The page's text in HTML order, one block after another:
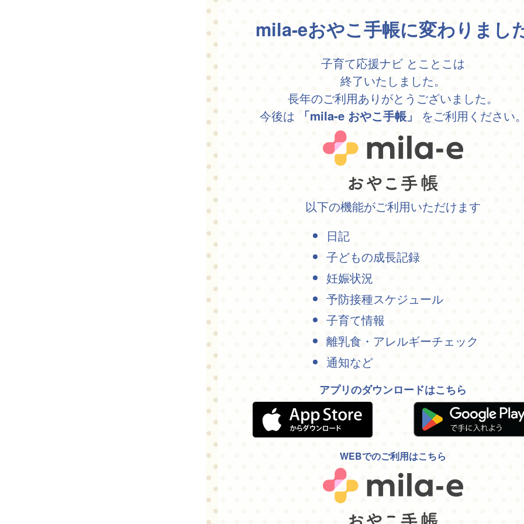
mila-eおやこ手帳に変わりまし
子育て応援ナビ とことこは
終了いたしました。
長年のご利用ありがとうございました。
今後は
「mila-e おやこ手帳」 をご利用ください
以下の機能がご利用いただけます
日記
子どもの成長記録
妊娠状況
予防接種スケジュール
子育て情報
離乳食・アレルギーチェック
通知など
アプリのダウンロードはこちら
WEBでのご利用はこちら